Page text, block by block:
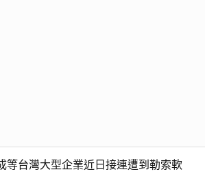
等台灣大型企業近日接連遭到勒索軟